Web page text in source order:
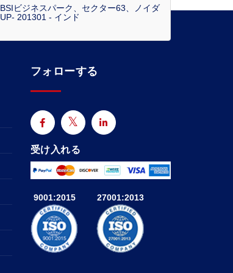
BSIビジネスパーク、セクター63、ノイダ
UP- 201301 - インド
フォローする
受け入れる
9001:2015 27001:2013